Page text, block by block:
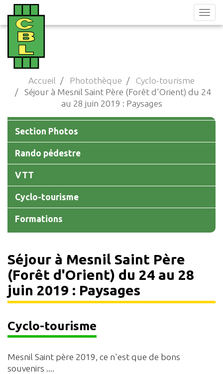
Aller
au
contenu
principal
Accueil Photothèque
Cyclo-tourisme
Séjour à Mesnil Saint Père (Forêt d'Orient) du 24
au 28 juin 2019 : Paysages
Photothèque
Section Photos
Rando pédestre
VTT
Cyclo-tourisme
Formations
Séjour à Mesnil Saint Père
(Forêt d'Orient) du 24 au 28
juin 2019 : Paysages
Cyclo-tourisme
Mesnil Saint père 2019, ce n'est que de bons
souvenirs ....